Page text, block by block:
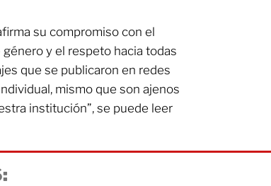
su compromiso con el
y el respeto hacia todas
que se publicaron en redes
mismo que son ajenos
institución”, se puede leer